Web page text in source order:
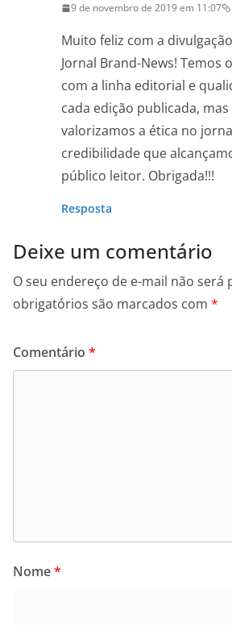
9 de novembro de 2019 em 11:07
Muito feliz com a
Jornal Brand-News! Temos
com a linha editorial e
cada edição publicada,
valorizamos a ética no
credibilidade que
público leitor. Obrigada!!!
Resposta
Deixe um comentário
O seu endereço de e-mail não será
obrigatórios são marcados com *
Comentário *
Nome*